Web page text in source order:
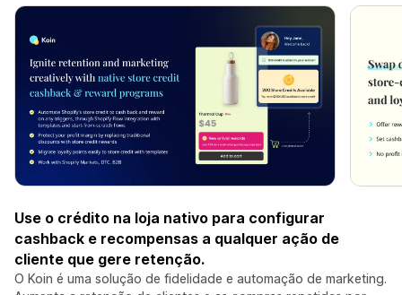
Use o crédito na loja nativo para configurar
cashback e recompensas a qualquer ação de
cliente que gere retenção.
O Koin é uma solução de fidelidade e automação de marketing.